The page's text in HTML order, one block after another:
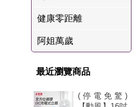
八兩排烤肉組
健康零距離
阿姐萬歲
最近瀏覽商品
(停電免驚)